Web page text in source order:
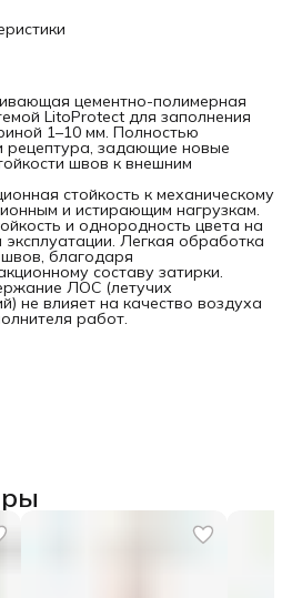
цементно-полимерная
LitoProtect для заполнения
1–10 мм. Полностью
рецептура, задающие новые
швов к внешним
стойкость к механическому
и истирающим нагрузкам.
и однородность цвета на
Легкая обработка
благодаря
составу затирки.
ЛОС (летучих
не влияет на качество воздуха
работ.